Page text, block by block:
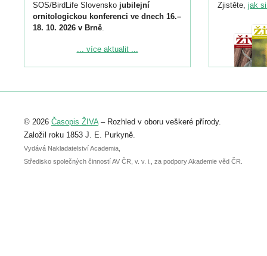
SOS/BirdLife Slovensko jubilejní
ornitologickou konferenci ve dnech 16.–
18. 10. 2026 v Brně.
Podrobnější informace ke konferenci
Registrovat se můžete do 6. září.
abstraktu přihlášené přednášky nebo
posteru je už 30. června.
... více aktualit ...
Zjistěte, jak
© 2026 Časopis ŽIVA– Rozhled v oboru veškeré přírody.
Založil roku 1853 J. E. Purkyně.
Vydává Nakladatelství Academia,
Středisko společných činností AV ČR, v. v. i., za podpory Akademie věd ČR.